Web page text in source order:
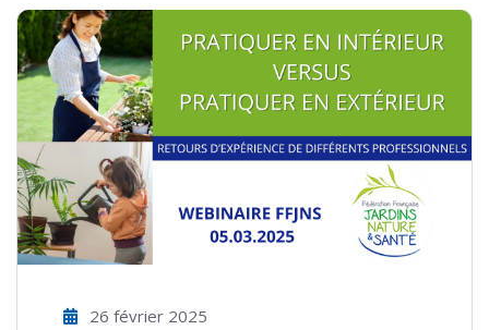
26 février 2025